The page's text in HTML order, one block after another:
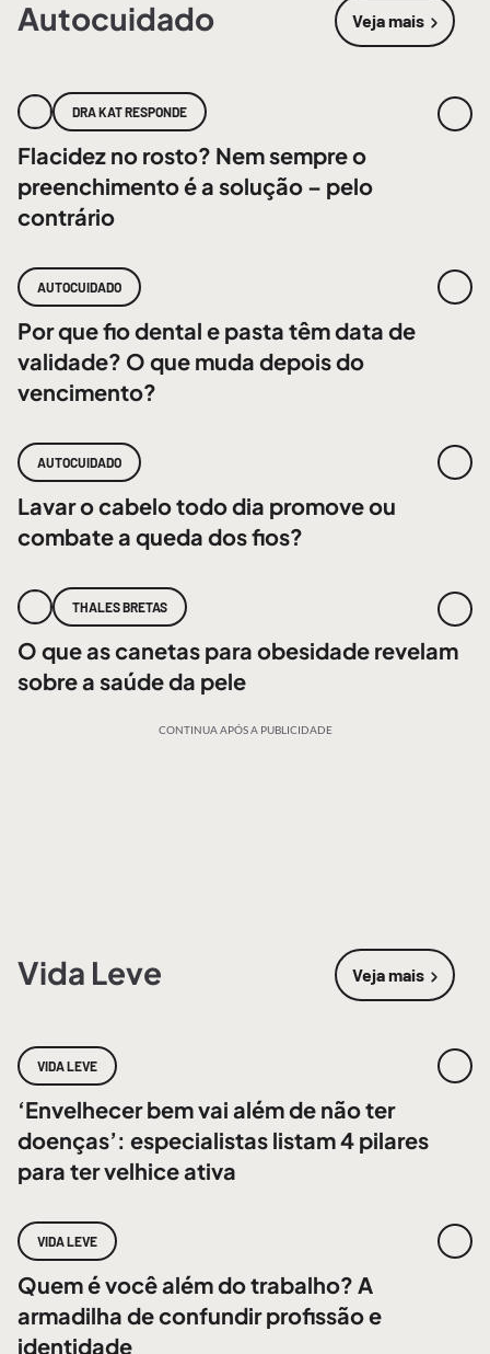
Autocuidado Veja mais
sobre
DRA KAT RESPONDE
Flacidez no rosto? Nem sempre o
preenchimento é a solução – pelo
contrário
AUTOCUIDADO
Por que fio dental e pasta têm data de
validade? O que muda depois do
vencimento?
AUTOCUIDADO
Lavar o cabelo todo dia promove ou
combate a queda dos fios?
THALES BRETAS
O que as canetas para obesidade revelam
sobre a saúde da pele
CONTINUA APÓS A PUBLICIDADE
Vida Leve Veja mais
sobre Vida
VIDA LEVE
‘Envelhecer bem vai além de não ter
doenças’: especialistas listam 4 pilares
para ter velhice ativa
VIDA LEVE
Quem é você além do trabalho? A
armadilha de confundir profissão e
identidade